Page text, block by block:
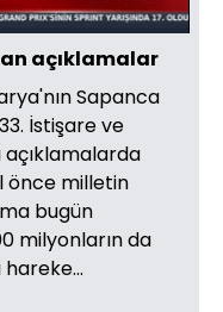
Oynatma
Hızı
açıklamalar
Sapanca
İstişare ve
açıklamalarda
önce milletin
bugün
milyonların da